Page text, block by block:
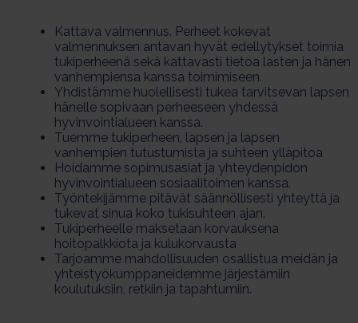
Kattava valmennus. Perheet kokevat
valmennuksen antavan hyvät edellytykset toimia
tukiperheenä sekä kattavasti tietoa lasten ja hänen
vanhempiensa kanssa toimimiseen.
Yhdistämme huolellisesti tukea tarvitsevan lapsen
hänelle sopivaan perheeseen yhdessä
hyvinvointialueen kanssa.
Tuemme tukiperheen, lapsen ja lapsen
vanhempien tutustumista ja suhteen ylläpitoa
Hoidamme sopimusasiat ja yhteydenpidon
hyvinvointialueen sosiaalitoimen kanssa.
Työntekijämme pitävät säännöllisesti yhteyttä ja
tukevat sinua koko tukisuhteen ajan.
Tukiperheelle maksetaan korvauksena
hoitopalkkiota ja kulukorvausta
Tarjoamme mahdollisuuden osallistua meidän ja
yhteistyökumppaneidemme järjestämiin
koulutuksiin, retkiin ja tapahtumiin.